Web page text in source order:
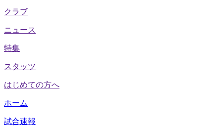
クラブ
ニュース
特集
スタッツ
はじめての方へ
ホーム
試合速報